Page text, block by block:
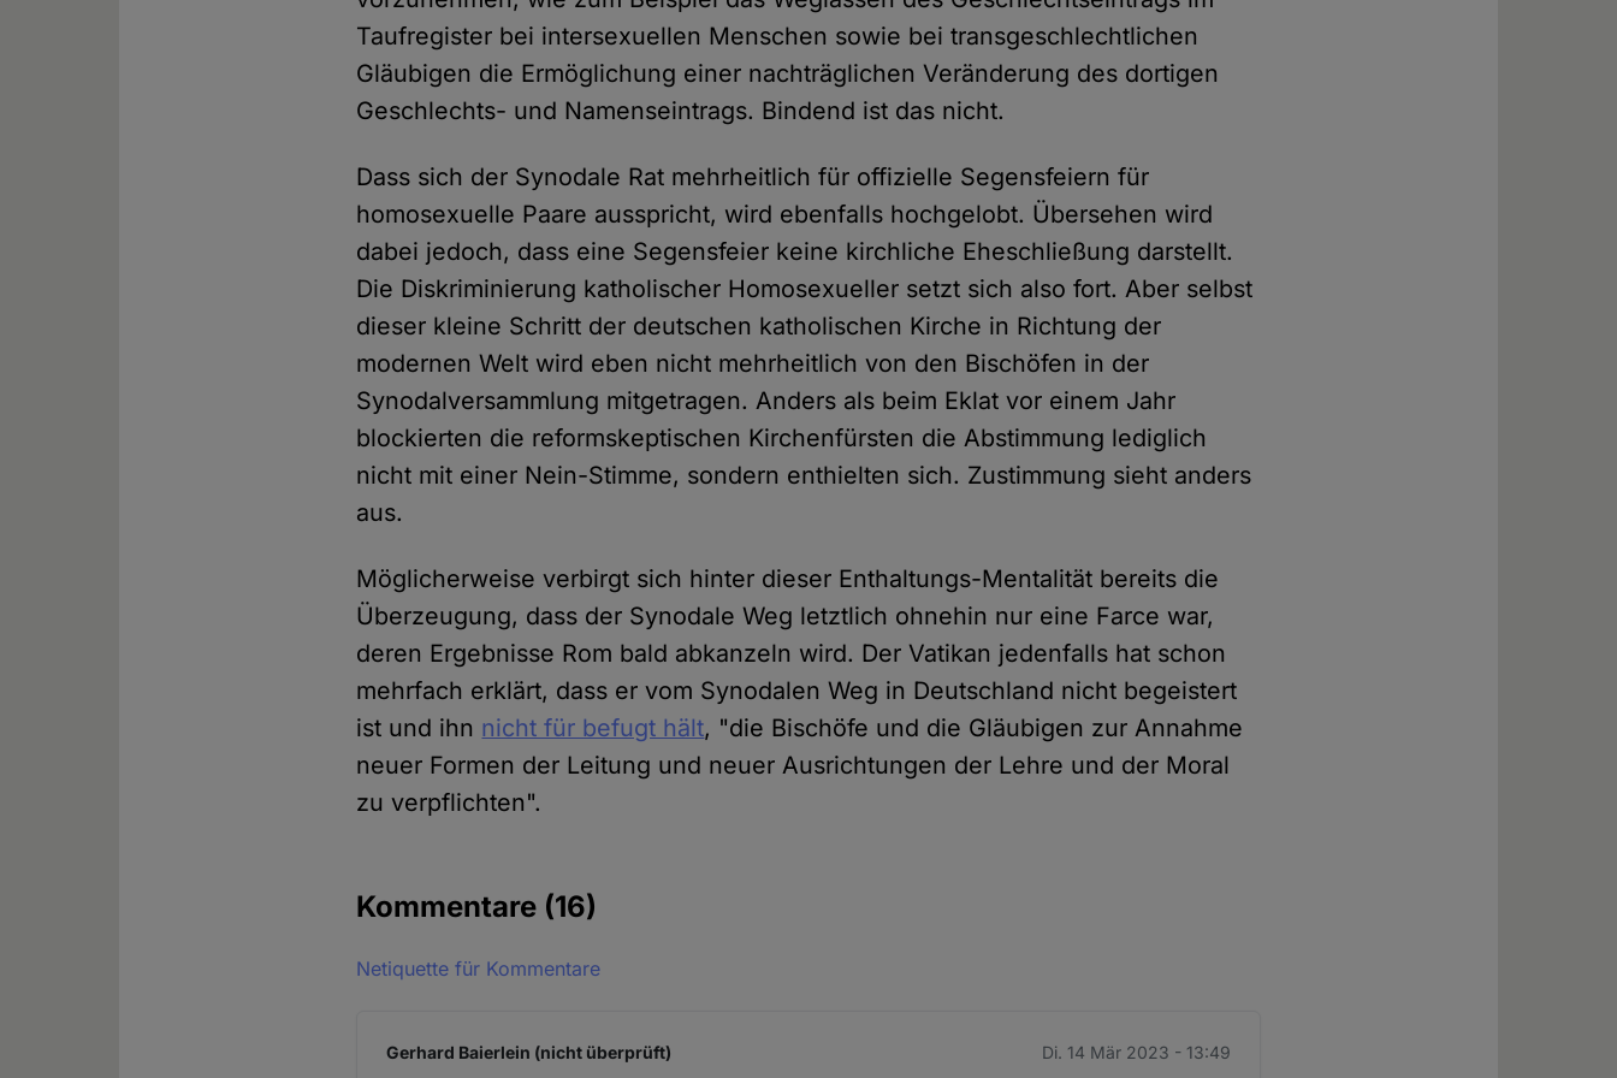
Taufregister bei intersexuellen Menschen sowie bei transgeschlechtlichen
Gläubigen die Ermöglichung einer nachträglichen Veränderung des dortigen
Geschlechts- und Namenseintrags. Bindend ist das nicht.
Dass sich der Synodale Rat mehrheitlich für offizielle Segensfeiern für
homosexuelle Paare ausspricht, wird ebenfalls hochgelobt. Übersehen wird
dabei jedoch, dass eine Segensfeier keine kirchliche Eheschließung darstellt.
Die Diskriminierung katholischer Homosexueller setzt sich also fort. Aber selbst
dieser kleine Schritt der deutschen katholischen Kirche in Richtung der
modernen Welt wird eben nicht mehrheitlich von den Bischöfen in der
Synodalversammlung mitgetragen. Anders als beim Eklat vor einem Jahr
blockierten die reformskeptischen Kirchenfürsten die Abstimmung lediglich
nicht mit einer Nein-Stimme, sondern enthielten sich. Zustimmung sieht anders
aus.
Möglicherweise verbirgt sich hinter dieser Enthaltungs-Mentalität bereits die
Überzeugung, dass der Synodale Weg letztlich ohnehin nur eine Farce war,
deren Ergebnisse Rom bald abkanzeln wird. Der Vatikan jedenfalls hat schon
mehrfach erklärt, dass er vom Synodalen Weg in Deutschland nicht begeistert
ist und ihn nicht für befugt hält, "die Bischöfe und die Gläubigen zur Annahme
neuer Formen der Leitung und neuer Ausrichtungen der Lehre und der Moral
zu verpflichten".
Kommentare (16)
Netiquette für Kommentare
Gerhard Baierlein (nicht überprüft) Di. 14 Mär 2023 - 13:49